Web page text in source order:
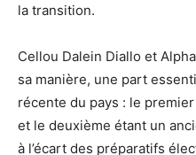
la transition.
Cellou Dalein Diallo et
sa manière, une part
récente du pays : le
et le deuxième étant un
à l’écart des préparatifs